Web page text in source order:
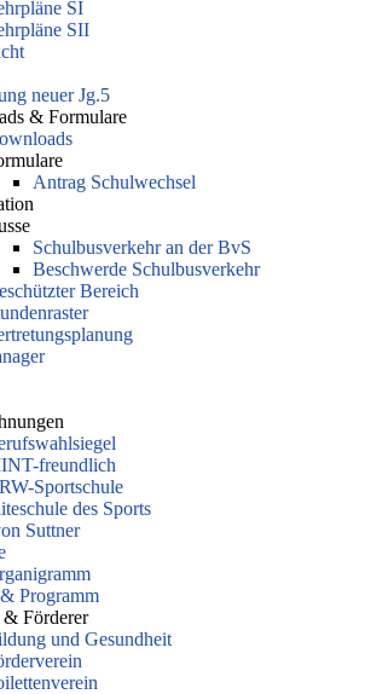
SI
SII
neuer Jg.5
& Formulare
Antrag Schulwechsel
Schulbusverkehr an der BvS
Beschwerde Schulbusverkehr
Bereich
freundlich
Sportschule
des Sports
Suttner
Programm
& Förderer
und Gesundheit